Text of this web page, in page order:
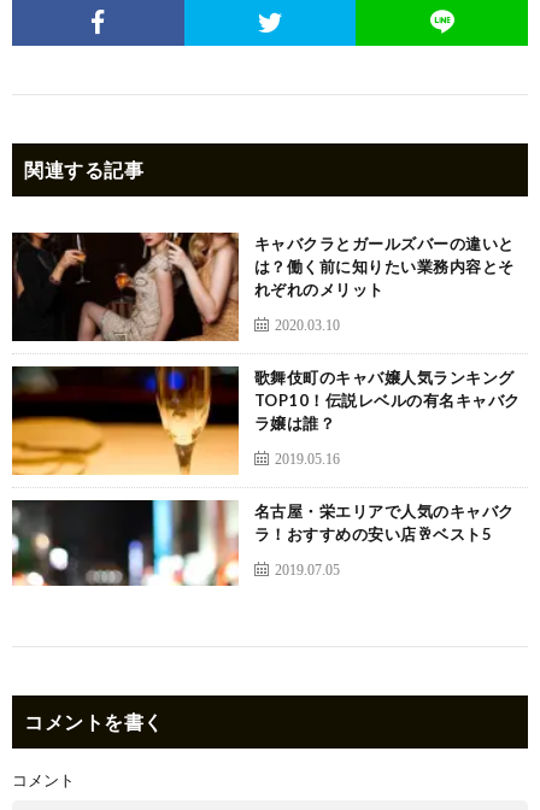
関連する記事
キャバクラとガールズバーの違いと
は？働く前に知りたい業務内容とそ
れぞれのメリット
2020.03.10
歌舞伎町のキャバ嬢人気ランキング
TOP10！伝説レベルの有名キャバク
ラ嬢は誰？
2019.05.16
名古屋・栄エリアで人気のキャバク
ラ！おすすめの安い店🥂ベスト5
2019.07.05
コメントを書く
コメント